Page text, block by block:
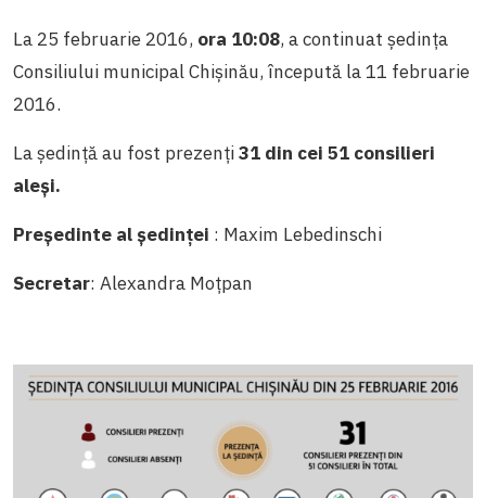
La 25 februarie 2016, ora 10:08, a continuat ședința
Consiliului municipal Chișinău, începută la 11 februarie
2016.
La ședință au fost prezenți31 din cei 51 consilieri
aleși.
Președinte al ședinței : Maxim Lebedinschi
Secretar: Alexandra Moțpan